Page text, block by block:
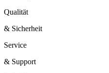
Qualität
& Sicherheit
Service
& Support